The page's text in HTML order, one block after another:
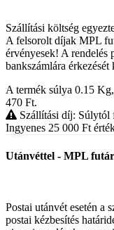
Szállítási költség
A felsorolt díjak MPL
érvényesek! A rendelés
bankszámlára
A termék súlya 0.15 Kg
470 Ft.
Szállítási díj: Súlytól
Ingyenes 25 000 Ft
Utánvéttel - MPL
Postai utánvét esetén a
postai kézbesítés